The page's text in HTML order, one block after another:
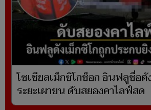
โซเชียลเม็กซิโกช็อก อินฟลูชื่อดั
ระยะเผาขน ดับสยองคาไลฟ์สด